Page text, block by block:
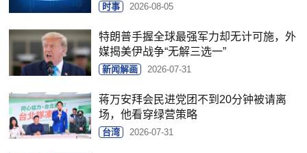
时事 2026-08-05
特朗普手握全球最强军力却无计可施，外
媒揭美伊战争“无解三选一”
新闻解画 2026-07-31
蒋万安拜会民进党团不到20分钟被请离
场，他看穿绿营策略
台湾 2026-07-31